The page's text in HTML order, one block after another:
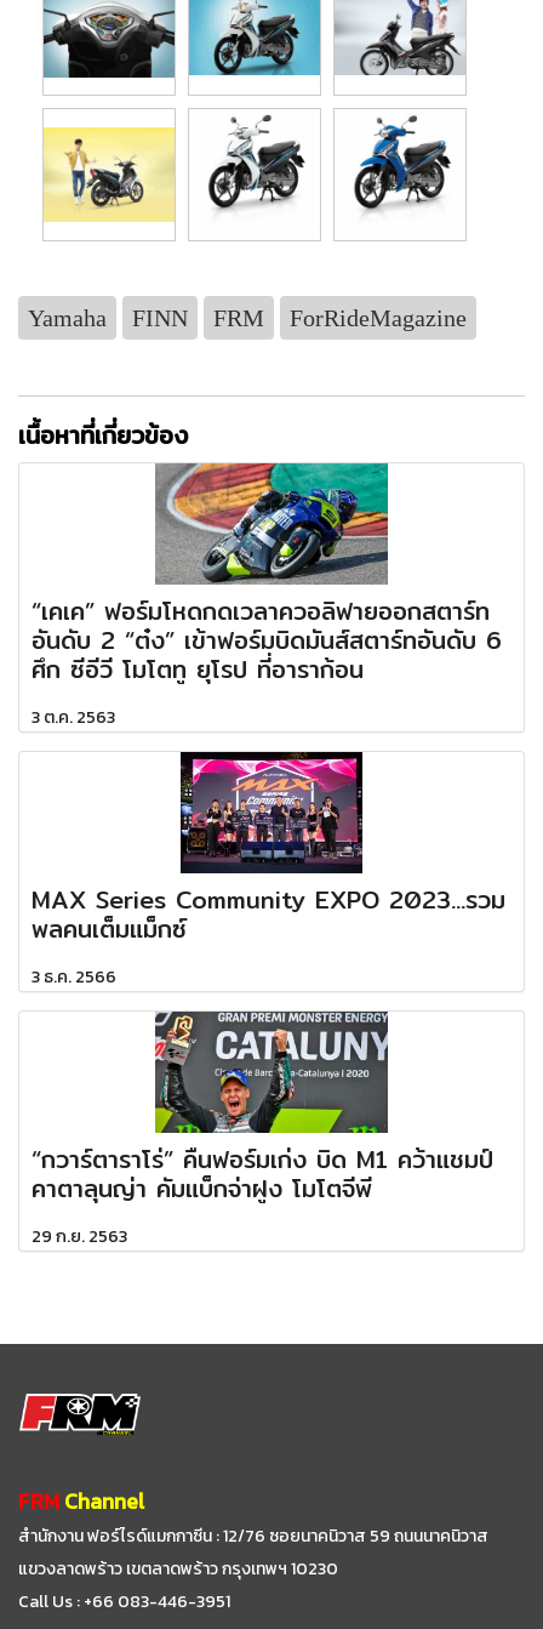
Yamaha FINN FRM ForRideMagazine
เนื้อหาที่เกี่ยวข้อง
“เคเค” ฟอร์มโหดกดเวลาควอลิฟายออกสตาร์ท
อันดับ 2 “ต๋ง” เข้าฟอร์มบิดมันส์สตาร์ทอันดับ 6
ศึก ซีอีวี โมโตทู ยุโรป ที่อาราก้อน
3 ต.ค. 2563
MAX Series Community EXPO 2023...รวม
พลคนเต็มแม็กซ์
3 ธ.ค. 2566
“กวาร์ตาราโร่” คืนฟอร์มเก่ง บิด M1 คว้าแชมป์
คาตาลุนญ่า คัมแบ็กจ่าฝูง โมโตจีพี
29 ก.ย. 2563
FRMChannel
สำนักงาน ฟอร์ไรด์แมกกาซีน : 12/76 ซอยนาคนิวาส 59ถนนนาคนิวาส
แขวงลาดพร้าว เขตลาดพร้าว กรุงเทพฯ 10230
Call Us : +66 083-446-3951